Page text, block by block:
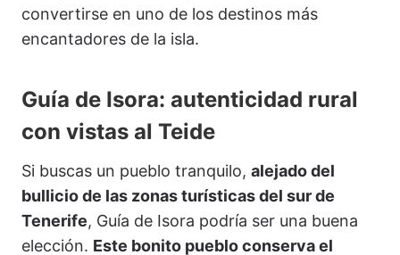
convertirse en uno de los destinos más
encantadores de la isla.
Guía de Isora: autenticidad rural
con vistas al Teide
Si buscas un pueblo tranquilo, alejado del
bullicio de las zonas turísticas del sur de
Tenerife, Guía de Isora podría ser una buena
elección. Este bonito pueblo conserva el